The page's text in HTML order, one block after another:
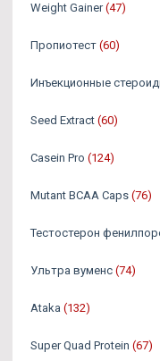
Weight Gainer (47)
Пропиотест (60)
Инъекционные
Seed Extract (60)
Casein Pro (124)
Mutant BCAA Caps (76)
Тестостерон
Ультра вуменс (74)
Ataka (132)
Super Quad Protein (67)